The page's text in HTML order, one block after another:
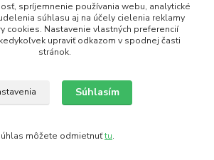
from www.flaticon.com is licensed by CC 3.0 BY
spríjemnenie používania webu, analytické
súhlasu aj na účely cielenia reklamy
cookies. Nastavenie vlastných preferencií
upraviť odkazom v spodnej časti
stránok.
Súhlasím
môžete odmietnuťtu.